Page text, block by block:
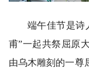
端午佳节是诗
甫”一起共祭屈原
由乌木雕刻的一尊